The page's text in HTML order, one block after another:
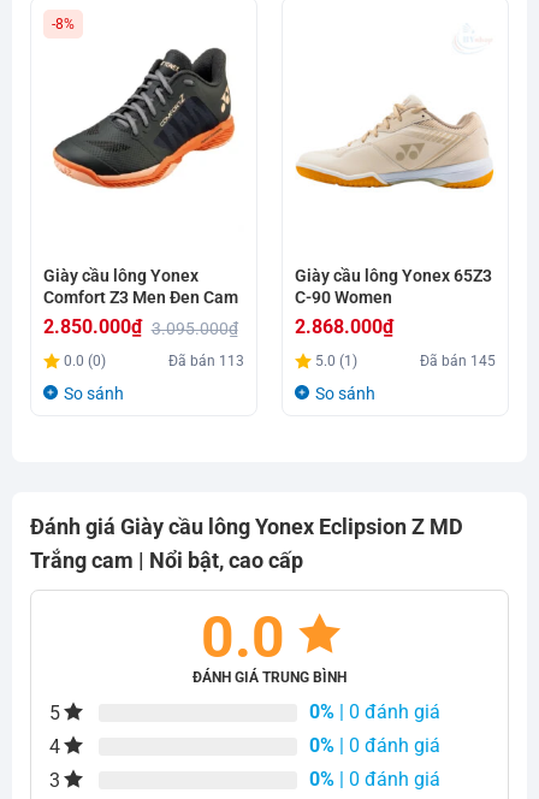
-8%
Giày cầu lông Yonex
Comfort Z3 Men Đen Cam
3.095.000₫
Giá
gốc
2.850.000₫
Giá
hiện
0.0 (0) Đã bán 113
So sánh
Giày cầu lông Yonex 65Z3
C-90 Women
2.868.000₫
5.0 (1) Đã bán 145
So sánh
Đánh giá Giày cầu lông Yonex Eclipsion Z MD
Trắng cam | Nổi bật, cao cấp
0.0
ĐÁNH GIÁ TRUNG BÌNH
5 0% | 0 đánh giá
4
0% | 0 đánh giá
3
0% | 0 đánh giá